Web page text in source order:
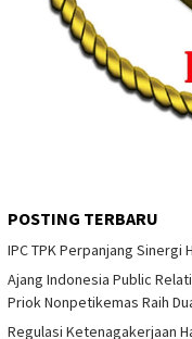
POSTING TERBARU
IPC TPK Perpanjang Sinergi
Ajang Indonesia Public
Priok Nonpetikemas Raih
Regulasi Ketenagakerjaan